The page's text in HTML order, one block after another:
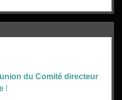
du Comité directeur
!